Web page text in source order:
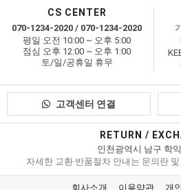
CS CENTER
070-1234-2020 / 070-1234-2020
평일 오전 10:00 ~ 오후 5:00
점심 오후 12:00 ~ 오후 1:00
토/일/공휴일 휴무
고객센터 연결
RETURN /
인천광역시 남구 학
자세한 교환·반품절차 안내는 문의란
회사소개 이용약관 개